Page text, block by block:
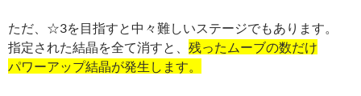
ただ、☆3を目指すと中々難しいステージでもあります。
指定された結晶を全て消すと、 残ったムーブの数だけ
パワーアップ結晶が発生します。